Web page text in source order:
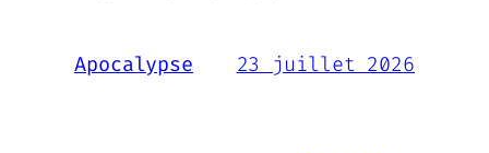
Apocalypse 23 juillet 2026